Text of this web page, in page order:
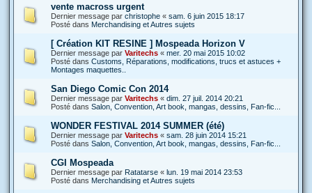
vente macross urgent
Dernier message par christophe « sam. 6 juin 2015 18:17
Posté dans Merchandising et Autres sujets
[ Création KIT RESINE ] Mospeada Horizon V
Dernier message par Varitechs « mer. 20 mai 2015 10:02
Posté dans Customs, Réparations, modifications, trucs et astuces +
Montages maquettes..
San Diego Comic Con 2014
Dernier message par Varitechs « dim. 27 juil. 2014 20:21
Posté dans Salon, Convention, Art book, mangas, dessins, Fan-fic...
WONDER FESTIVAL 2014 SUMMER (été)
Dernier message par Varitechs « sam. 28 juin 2014 15:21
Posté dans Salon, Convention, Art book, mangas, dessins, Fan-fic...
CGI Mospeada
Dernier message par Ratatarse « lun. 19 mai 2014 23:53
Posté dans Merchandising et Autres sujets